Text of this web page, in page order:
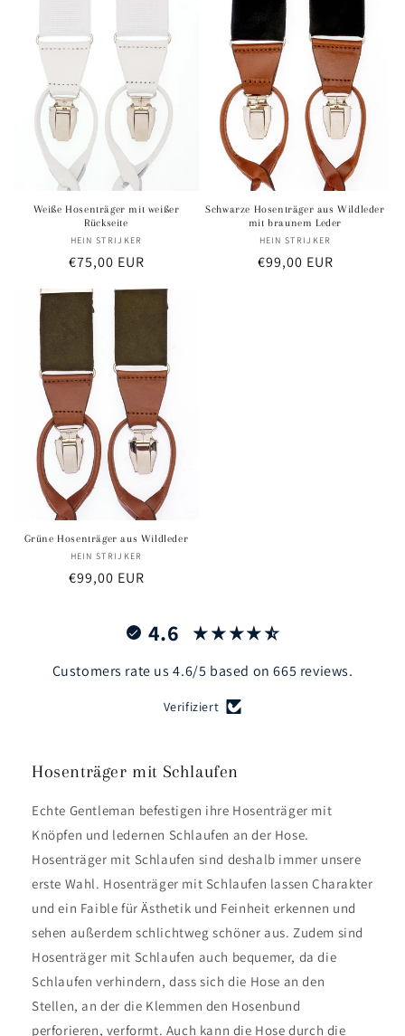
Weiße Hosenträger mit weißer
Rückseite
Anbieter:
HEIN STRIJKER
Normaler
€75,00 EUR
Schwarze Hosenträger aus Wildleder
mit braunem Leder
Anbieter:
HEIN STRIJKER
Normaler
€99,00 EUR
Grüne Hosenträger aus Wildleder
Anbieter:
HEIN STRIJKER
Normaler
€99,00 EUR
4.6
Customers rate us 4.6/5 based on 665 reviews.
Verifiziert
Hosenträger mit Schlaufen
Echte Gentleman befestigen ihre Hosenträger mit
Knöpfen und ledernen Schlaufen an der Hose.
Hosenträger mit Schlaufen sind deshalb immer unsere
erste Wahl. Hosenträger mit Schlaufen lassen Charakter
und ein Faible für Ästhetik und Feinheit erkennen und
sehen außerdem schlichtweg schöner aus. Zudem sind
Hosenträger mit Schlaufen auch bequemer, da die
Schlaufen verhindern, dass sich die Hose an den
Stellen, an der die Klemmen den Hosenbund
perforieren, verformt. Auch kann die Hose durch die